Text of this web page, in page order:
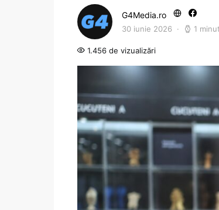
G4Media.ro
30 iunie 2026 1
1.456 de vizualizări